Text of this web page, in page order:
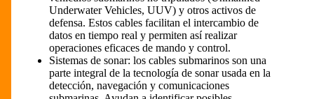
Underwater Vehicles, UUV) y otros activos de
defensa. Estos cables facilitan el intercambio de
datos en tiempo real y permiten así realizar
operaciones eficaces de mando y control.
Sistemas de sonar: los cables submarinos son una
parte integral de la tecnología de sonar usada en la
detección, navegación y comunicaciones